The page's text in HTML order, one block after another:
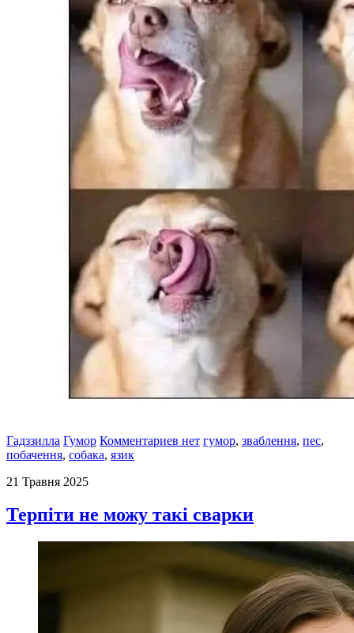
Гадззилла Гумор Комментариев нет гумор, зваблення, пес,
побачення, собака, язик
21 Травня 2025
Терпіти не можу такі сварки